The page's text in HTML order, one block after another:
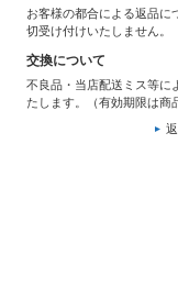
お客様の都合による返品に
切受け付けいたしません。
交換について
不良品・当店配送ミス等に
たします。（有効期限は商